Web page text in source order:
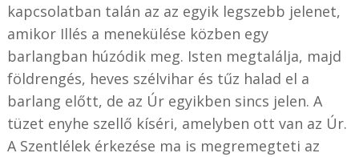
kapcsolatban talán az az egyik legszebb jelenet,
amikor Illés a menekülése közben egy
barlangban húzódik meg. Isten megtalálja, majd
földrengés, heves szélvihar és tűz halad el a
barlang előtt, de az Úr egyikben sincs jelen. A
tüzet enyhe szellő kíséri, amelyben ott van az Úr.
A Szentlélek érkezése ma is megremegteti az